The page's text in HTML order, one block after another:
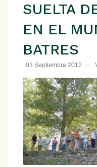
SUELTA
EN EL
BATRES
03 Septiembre 2012